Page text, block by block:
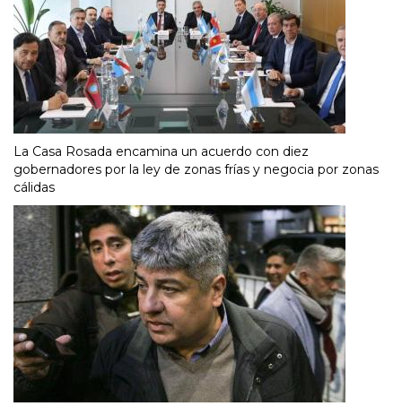
La Casa Rosada encamina un acuerdo con diez
gobernadores por la ley de zonas frías y negocia por zonas
cálidas